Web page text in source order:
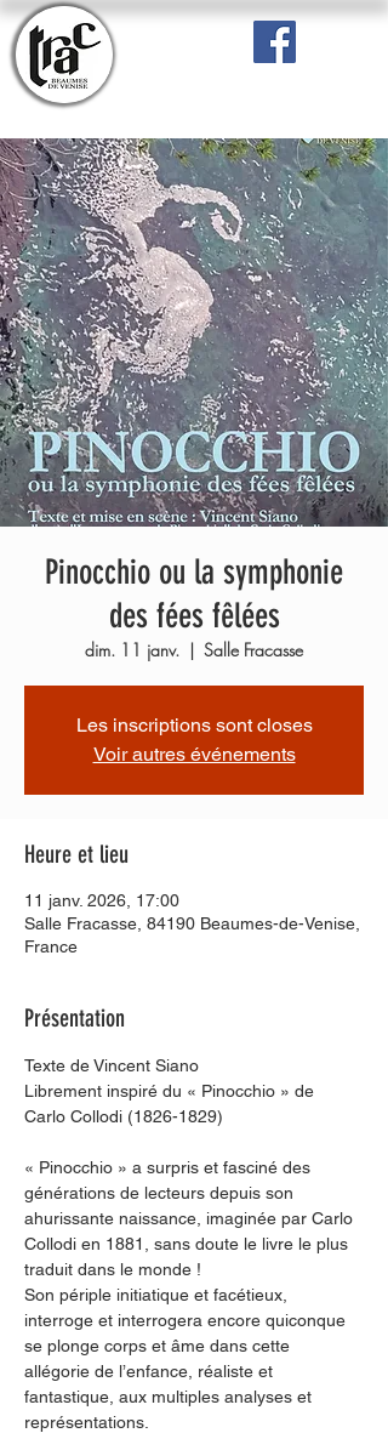
Pinocchio ou la symphonie
des fées fêlées
dim. 11 janv.
  |
Salle Fracasse
Les inscriptions sont closes
Voir autres événements
Heure et lieu
11 janv. 2026, 17:00
Salle Fracasse, 84190 Beaumes-de-Venise,
France
Présentation
Texte de Vincent Siano
Librement inspiré du « Pinocchio » de
Carlo Collodi (1826-1829)
« Pinocchio » a surpris et fasciné des
générations de lecteurs depuis son
ahurissante naissance, imaginée par Carlo
Collodi en 1881, sans doute le livre le plus
traduit dans le monde !
Son périple initiatique et facétieux,
interroge et interrogera encore quiconque
se plonge corps et âme dans cette
allégorie de l’enfance, réaliste et
fantastique, aux multiples analyses et
représentations.